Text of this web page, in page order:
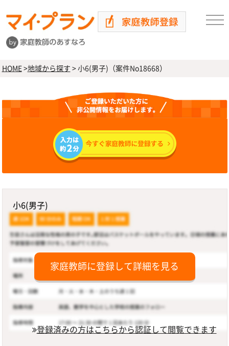
HOME>地域から探す >小6(男子)（案件No18668）
小6(男子)
家庭教師に登録して詳細を見る
登録済みの方はこちらから認証して閲覧できます